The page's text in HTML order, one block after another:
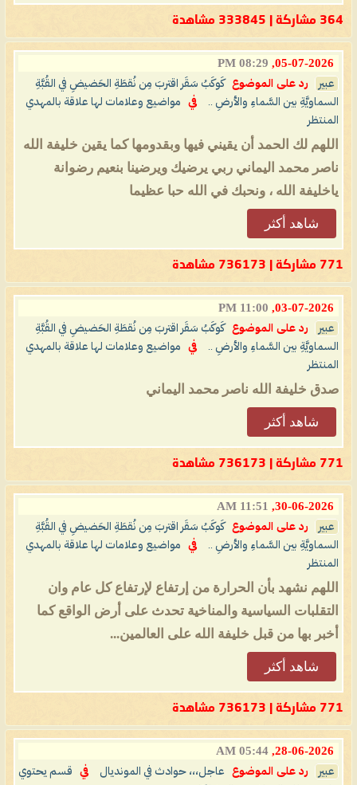
364 مشاركة | 333845 مشاهدة
05-07-2026,
08:29 PM
عبير رد على الموضوع
كَوكَبُ سَقَر اقتربَ مِن نُقطَةِ الحَضيضِ في القُبَّةِ
السماويَّةِ بين السَّماءِ والأرضِ ..
في
مواضيع وعلامات لها علاقة بالمهدي
المنتظر
اللهم لك الحمد أن يقيني فيها وبقدومها كما يقين خليفة الله
ناصر محمد اليماني ربي يرضيك ويرضينا بنعيم رضوانة
ياخليفة الله ، ونحبك في الله حبا عظيما
شاهد أكثر
771 مشاركة | 736173 مشاهدة
03-07-2026,
11:00 PM
عبير رد على الموضوع
كَوكَبُ سَقَر اقتربَ مِن نُقطَةِ الحَضيضِ في القُبَّةِ
السماويَّةِ بين السَّماءِ والأرضِ ..
في
مواضيع وعلامات لها علاقة بالمهدي
المنتظر
صدق خليفة الله ناصر محمد اليماني
شاهد أكثر
771 مشاركة | 736173 مشاهدة
30-06-2026,
11:51 AM
عبير رد على الموضوع
كَوكَبُ سَقَر اقتربَ مِن نُقطَةِ الحَضيضِ في القُبَّةِ
السماويَّةِ بين السَّماءِ والأرضِ ..
في
مواضيع وعلامات لها علاقة بالمهدي
المنتظر
اللهم نشهد بأن الحرارة من إرتفاع لإرتفاع كل عام وان
التقلبات السياسية والمناخية تحدث على أرض الواقع كما
أخبر بها من قبل خليفة الله على العالمين...
شاهد أكثر
771 مشاركة | 736173 مشاهدة
28-06-2026,
05:44 AM
عبير رد على الموضوع عاجل،،، حوادث في المونديال في
قسم يحتوي